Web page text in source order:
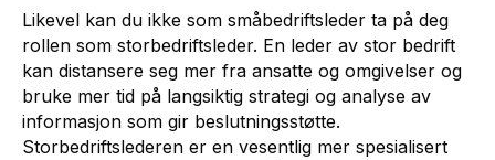
Likevel kan du ikke som småbedriftsleder ta på deg
rollen som storbedriftsleder. En leder av stor bedrift
kan distansere seg mer fra ansatte og omgivelser og
bruke mer tid på langsiktig strategi og analyse av
informasjon som gir beslutningsstøtte.
Storbedriftslederen er en vesentlig mer spesialisert